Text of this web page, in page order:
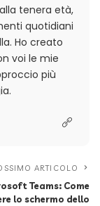
tenera età,
quotidiani
Ho creato
voi le mie
più
ARTICOLO
Teams: Come
lo schermo dello